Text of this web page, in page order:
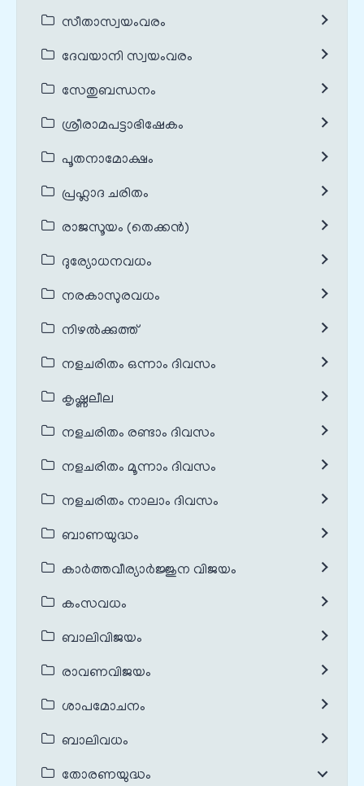
സീതാസ്വയംവരം
ദേവയാനി സ്വയംവരം
സേതുബന്ധനം
ശ്രീരാമപട്ടാഭിഷേകം
പൂതനാമോക്ഷം
പ്രഹ്ലാദ ചരിതം
രാജസൂയം (തെക്കൻ)
ദുര്യോധനവധം
നരകാസുരവധം
നിഴൽക്കുത്ത്
നളചരിതം ഒന്നാം ദിവസം
കൃഷ്ണലീല
നളചരിതം രണ്ടാം ദിവസം
നളചരിതം മൂന്നാം ദിവസം
നളചരിതം നാലാം ദിവസം
ബാണയുദ്ധം
കാർത്തവീര്യാർജ്ജുന വിജയം
കംസവധം
ബാലിവിജയം
രാവണവിജയം
ശാപമോചനം
ബാലിവധം
തോരണയുദ്ധം